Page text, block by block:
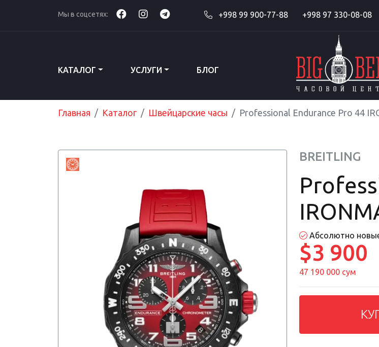
Мы в соцсетях: +998 99 900-77-88 +998 97 330-08-08
КАТАЛОГ УСЛУГИ БЛОГ
Главная Каталог Швейцарские часы Professional Endurance Pro 44
BREITLING
Абсолютно
$3 900
47 190 000 сум